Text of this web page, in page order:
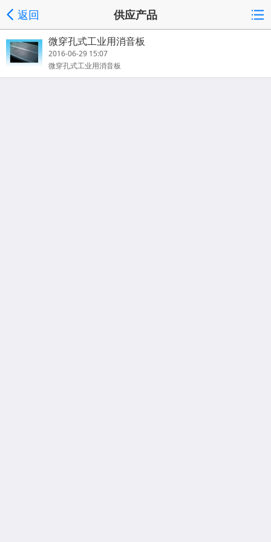
返回 供应产品
微穿孔式工业用消音板
2016-06-29 15:07
微穿孔式工业用消音板